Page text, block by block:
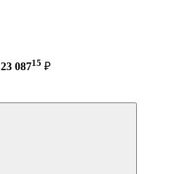
23 08715 ₽